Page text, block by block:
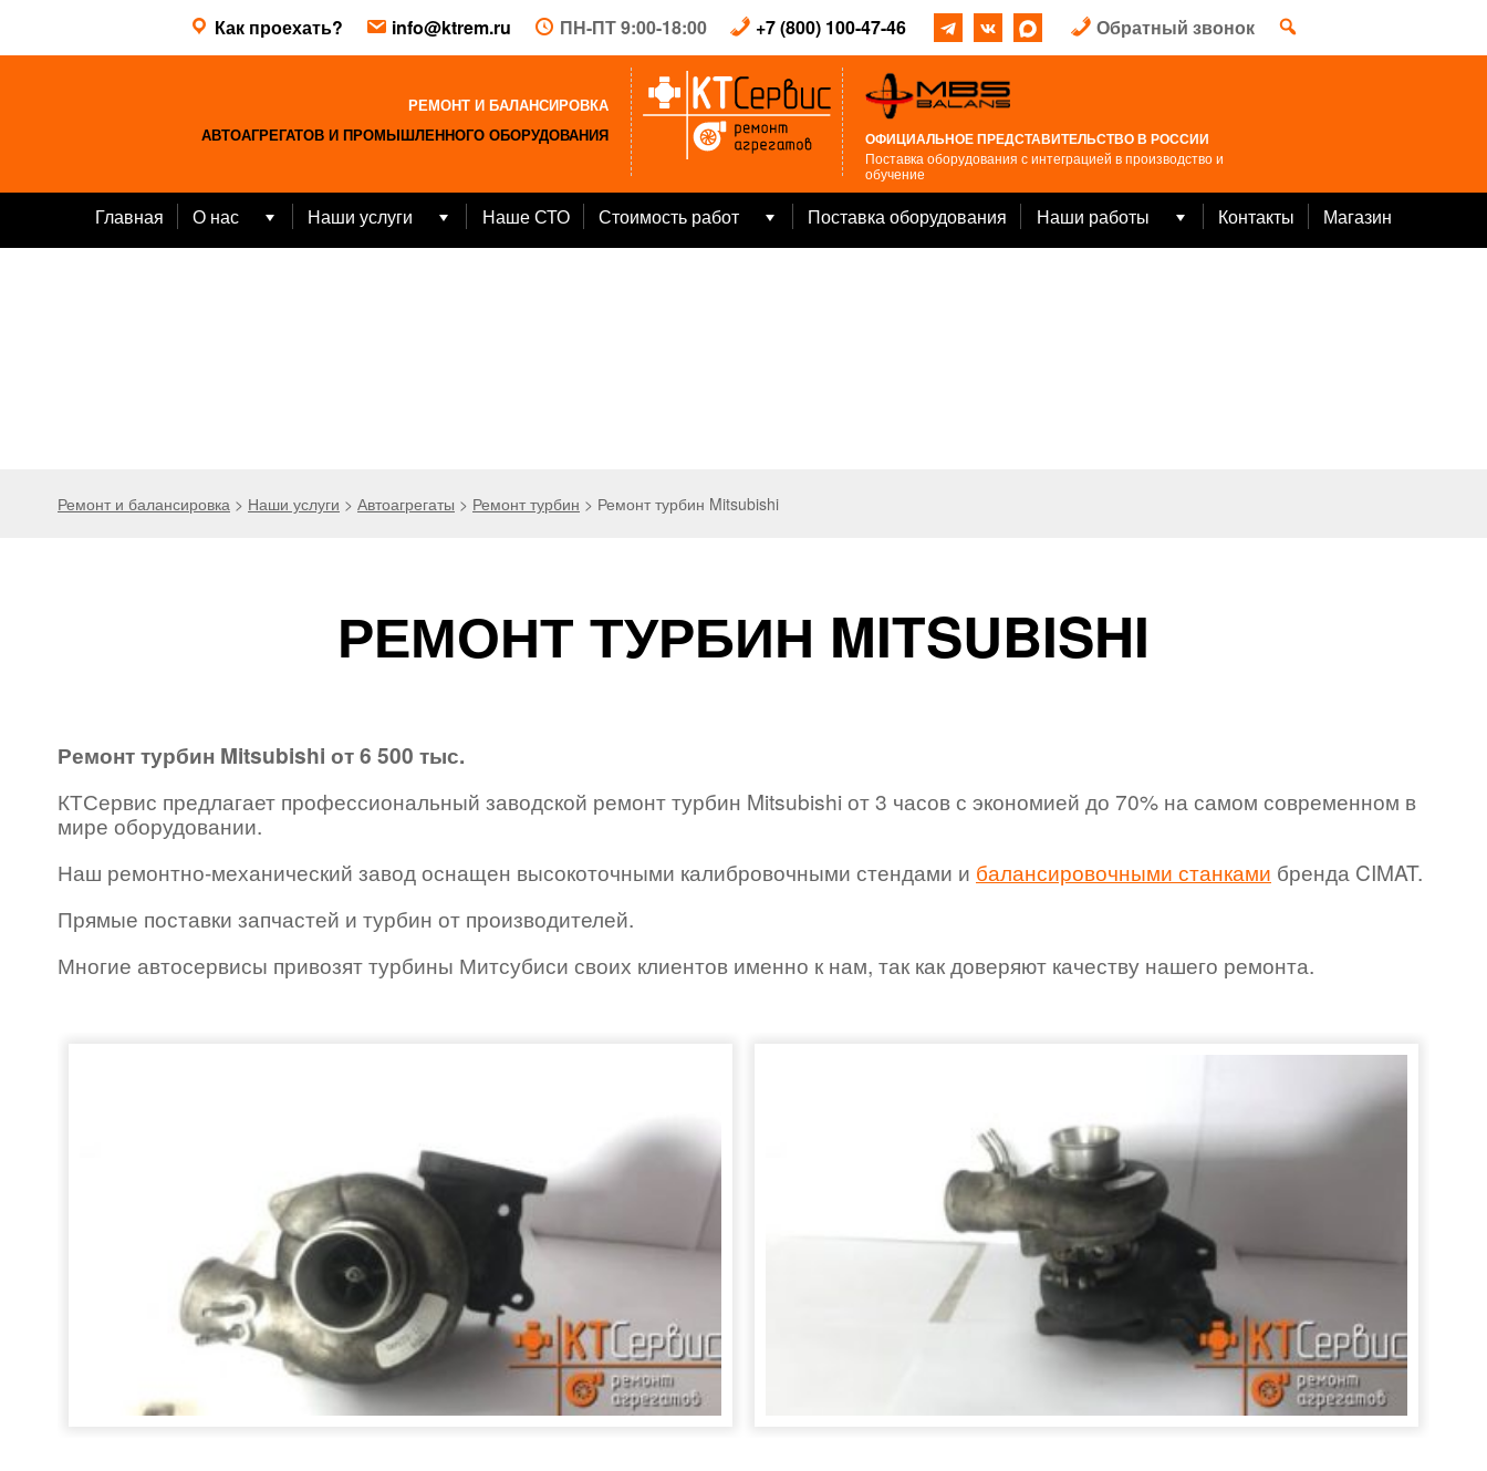
content
Как проехать? info@ktrem.ru ПН-ПТ 9:00-18:00 +7 (800) 100-47-46 Обратный звонок
РЕМОНТ И БАЛАНСИРОВКА
АВТОАГРЕГАТОВ И ПРОМЫШЛЕННОГО ОБОРУДОВАНИЯ
ОФИЦИАЛЬНОЕ ПРЕДСТАВИТЕЛЬСТВО В РОССИИ
Поставка оборудования с интеграцией в производство и
обучение
Главная О нас
Open
Наши услуги
Open
Наше СТО Стоимость работ
Open
Поставка оборудования Наши работы
Open
Контакты Магазин
Ремонт и балансировка > Наши услуги > Автоагрегаты > Ремонт турбин > Ремонт турбин Mitsubishi
РЕМОНТ ТУРБИН MITSUBISHI
Ремонт турбин Mitsubishi от 6 500 тыс.
КТСервис предлагает профессиональный заводской ремонт турбин Mitsubishi от 3 часов с экономией до 70% на самом современном в
мире оборудовании.
Наш ремонтно-механический завод оснащен высокоточными калибровочными стендами и балансировочными станками бренда CIMAT.
Прямые поставки запчастей и турбин от производителей.
Многие автосервисы привозят турбины Митсубиси своих клиентов именно к нам, так как доверяют качеству нашего ремонта.